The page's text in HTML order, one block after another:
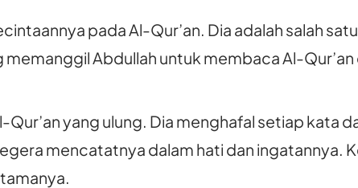
pada Al-Qur’an. Dia adalah salah
memanggil Abdullah untuk membaca Al-
yang ulung. Dia menghafal setiap kata
mencatatnya dalam hati dan ingatannya.